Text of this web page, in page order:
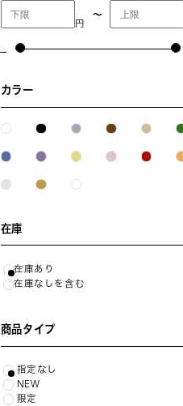
円
〜
カラー
在庫
在庫あり
在庫なしを含む
商品タイプ
指定なし
NEW
限定